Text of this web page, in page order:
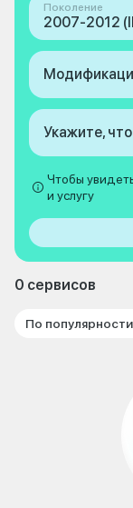
Поколение
2007-2012
Укажите,
Чтобы
и услугу
0 сервисов
По популярности